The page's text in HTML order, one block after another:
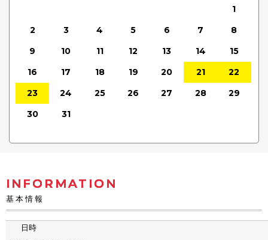
1
2
3 4 5 6 7
8
9
10 11 12 13 14
15
16
17 18 19 20 21
22
23
24 25 26 27 28
29
30
31
INFORMATION
基本情報
日時